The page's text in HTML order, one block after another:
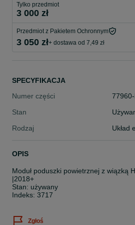
Tylko przedmiot
3 000 zł
Przedmiot z Pakietem Ochronnym
3 050 zł+ dostawa od 7,49 zł
SPECYFIKACJA
Numer części
Stan
Rodzaj
Układ
OPIS
Moduł poduszki powietrznej z wiązką
|2018+
Stan: używany
Indeks: 3717
Zgłoś